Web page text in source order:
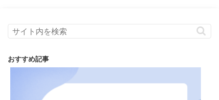
おすすめ記事